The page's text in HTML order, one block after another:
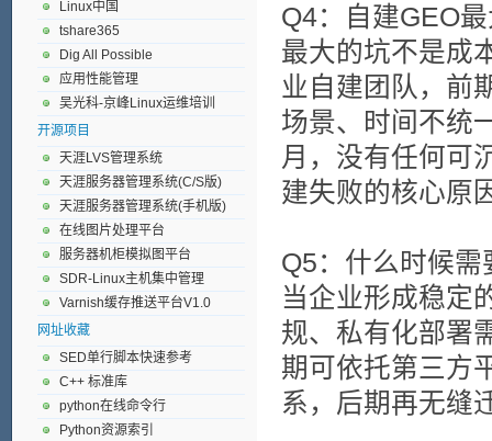
Q4：自建GEO
最大的坑不是成
业自建团队，前
场景、时间不统
月，没有任何可
建失败的核心原
Q5：什么时候
当企业形成稳定
规、私有化部署
期可依托第三方
系，后期再无缝
Linux中国
tshare365
Dig All Possible
应用性能管理
吴光科-京峰Linux运维培训
开源项目
天涯LVS管理系统
天涯服务器管理系统(C/S版)
天涯服务器管理系统(手机版)
在线图片处理平台
服务器机柜模拟图平台
SDR-Linux主机集中管理
Varnish缓存推送平台V1.0
网址收藏
SED单行脚本快速参考
C++ 标准库
python在线命令行
Python资源索引